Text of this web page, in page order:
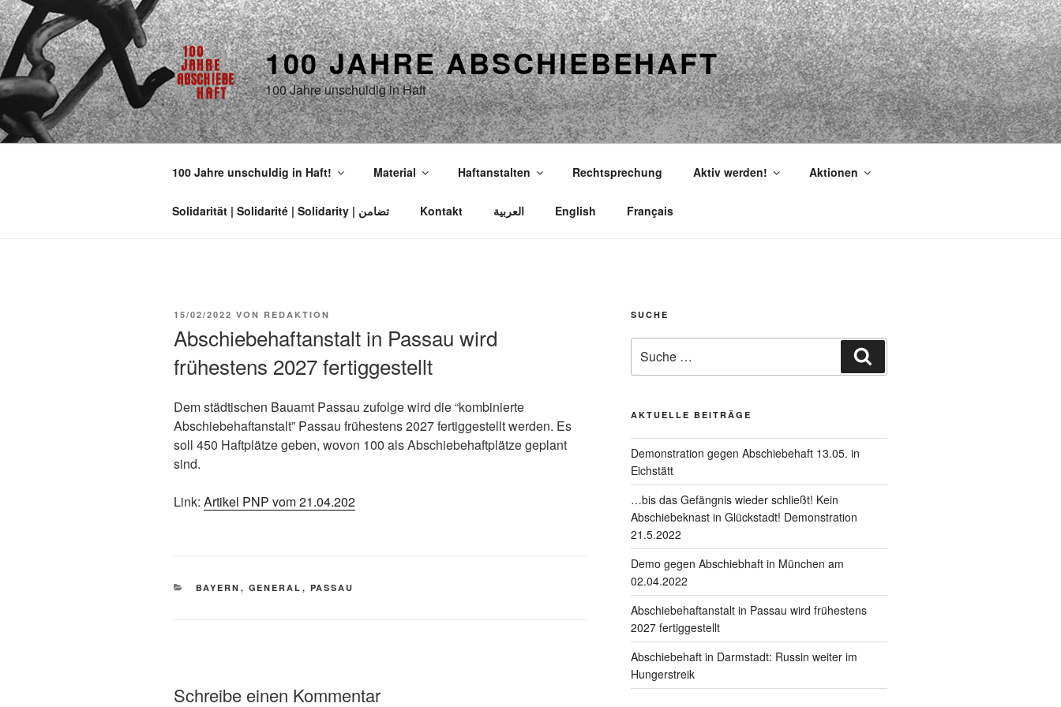
100 JAHRE ABSCHIEBEHAFT
100 Jahre unschuldig in Haft
100 Jahre unschuldig in Haft! Material Haftanstalten Rechtsprechung Aktiv werden! Aktionen
Solidarität | Solidarité | Solidarity | تضامن Kontakt العربية English Français
15/02/2022 VON REDAKTION
Abschiebehaftanstalt in Passau wird
frühestens 2027 fertiggestellt
Dem städtischen Bauamt Passau zufolge wird die “kombinierte
Abschiebehaftanstalt” Passau frühestens 2027 fertiggestellt werden. Es
soll 450 Haftplätze geben, wovon 100 als Abschiebehaftplätze geplant
sind.
Link: Artikel PNP vom 21.04.202
BAYERN , GENERAL , PASSAU
Schreibe einen Kommentar
SUCHE
AKTUELLE BEITRÄGE
Demonstration gegen Abschiebehaft 13.05. in
Eichstätt
…bis das Gefängnis wieder schließt! Kein
Abschiebeknast in Glückstadt! Demonstration
21.5.2022
Demo gegen Abschiebhaft in München am
02.04.2022
Abschiebehaftanstalt in Passau wird frühestens
2027 fertiggestellt
Abschiebehaft in Darmstadt: Russin weiter im
Hungerstreik